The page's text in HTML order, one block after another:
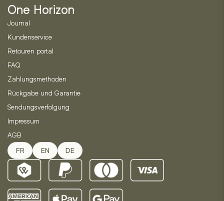
ratings
One Horizon
Journal
Kundenservice
Retouren portal
FAQ
Zahlungsmethoden
Rückgabe und Garantie
Sendungsverfolgung
Impressum
AGB
FR EN DE